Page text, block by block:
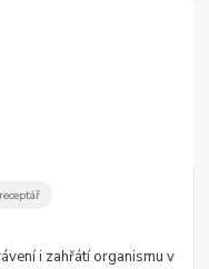
i zahřátí organismu v